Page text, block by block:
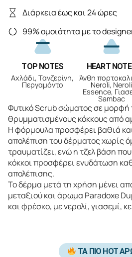
Διάρκεια έως και 24 ώρες
99% ομοιότητα με το
TOP NOTES
Αχλάδι, Τανζερίνη,
Περγαμόντο
HEART
Άνθη
Neroli, Neroli
Essence,
Sambac
Φυτικό Scrub σώματος σε μορφή
θρυμματισμένους κόκκους από
Η φόρμουλα προσφέρει βαθιά
απολέπιση του δέρματος χωρίς
τραυματίζει, ενώ η τζελ βάση
κόκκοι προσφέρει ενυδάτωση
απολέπισης.
Το δέρμα μετά τη χρήση μένει
μεταξιού και άρωμα Paradoxe
και φρέσκο, με νερολί, γιασεμί,
ΤΑ ΠΙΟ HOT